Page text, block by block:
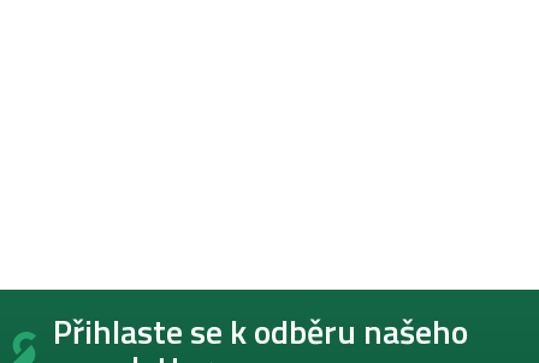
Z
Přihlaste se k odběru našeho